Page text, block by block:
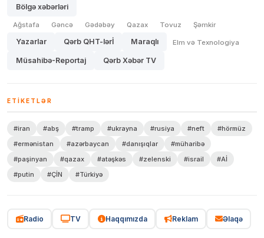
Bölgə xəbərləri
Ağstafa Gəncə Gədəbəy Qazax Tovuz Şəmkir
Yazarlar Qərb QHT-lərİ Maraqlı Elm və Texnologiya
Müsahibə-Reportaj Qərb Xəbər TV
ETIKETLƏR
#iran #abş #tramp #ukrayna #rusiya #neft
#hörmüz
#ermənistan
#azərbaycan #danışıqlar
#müharibə
#paşinyan
#qazax #atəşkəs #zelenski #israil
#Aİ
#putin
#ÇİN #Türkiyə
Radio TV Haqqımızda Reklam Əlaqə